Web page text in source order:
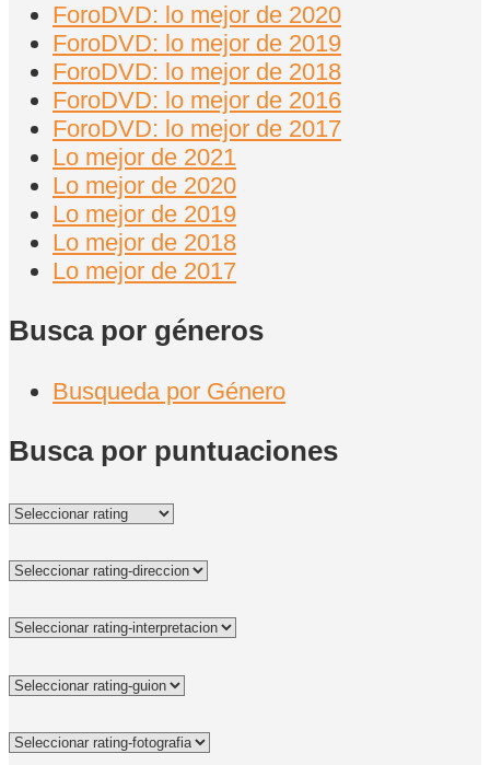
ForoDVD: lo mejor de 2020
ForoDVD: lo mejor de 2019
ForoDVD: lo mejor de 2018
ForoDVD: lo mejor de 2016
ForoDVD: lo mejor de 2017
Lo mejor de 2021
Lo mejor de 2020
Lo mejor de 2019
Lo mejor de 2018
Lo mejor de 2017
Busca por géneros
Busqueda por Género
Busca por puntuaciones